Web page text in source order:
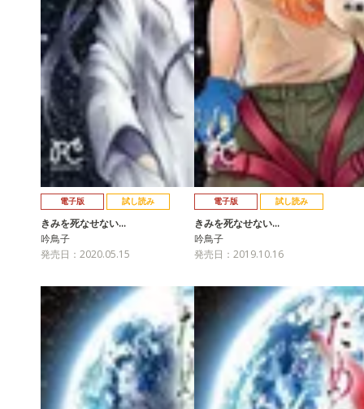
電子版 試し読み
きみを死なせない…
吟鳥子
発売日：2020.05.15
電子版 試し読み
きみを死なせない…
吟鳥子
発売日：2019.10.16